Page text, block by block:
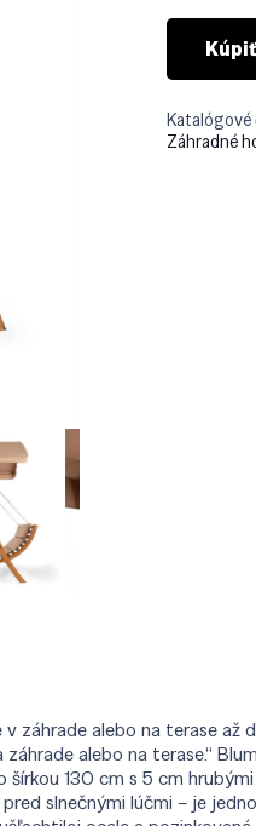
Kúpiť
Záhradné
alebo na terase až
alebo na terase.“
130 cm s 5 cm
slnečnými lúčmi – je